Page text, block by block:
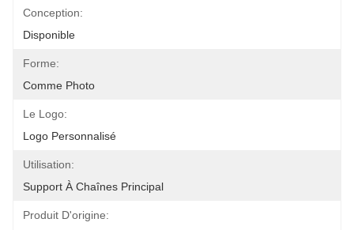
Conception:
Disponible
Forme:
Comme Photo
Le Logo:
Logo Personnalisé
Utilisation:
Support À Chaînes Principal
Produit D'origine: